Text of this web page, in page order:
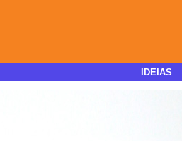
IDEIAS